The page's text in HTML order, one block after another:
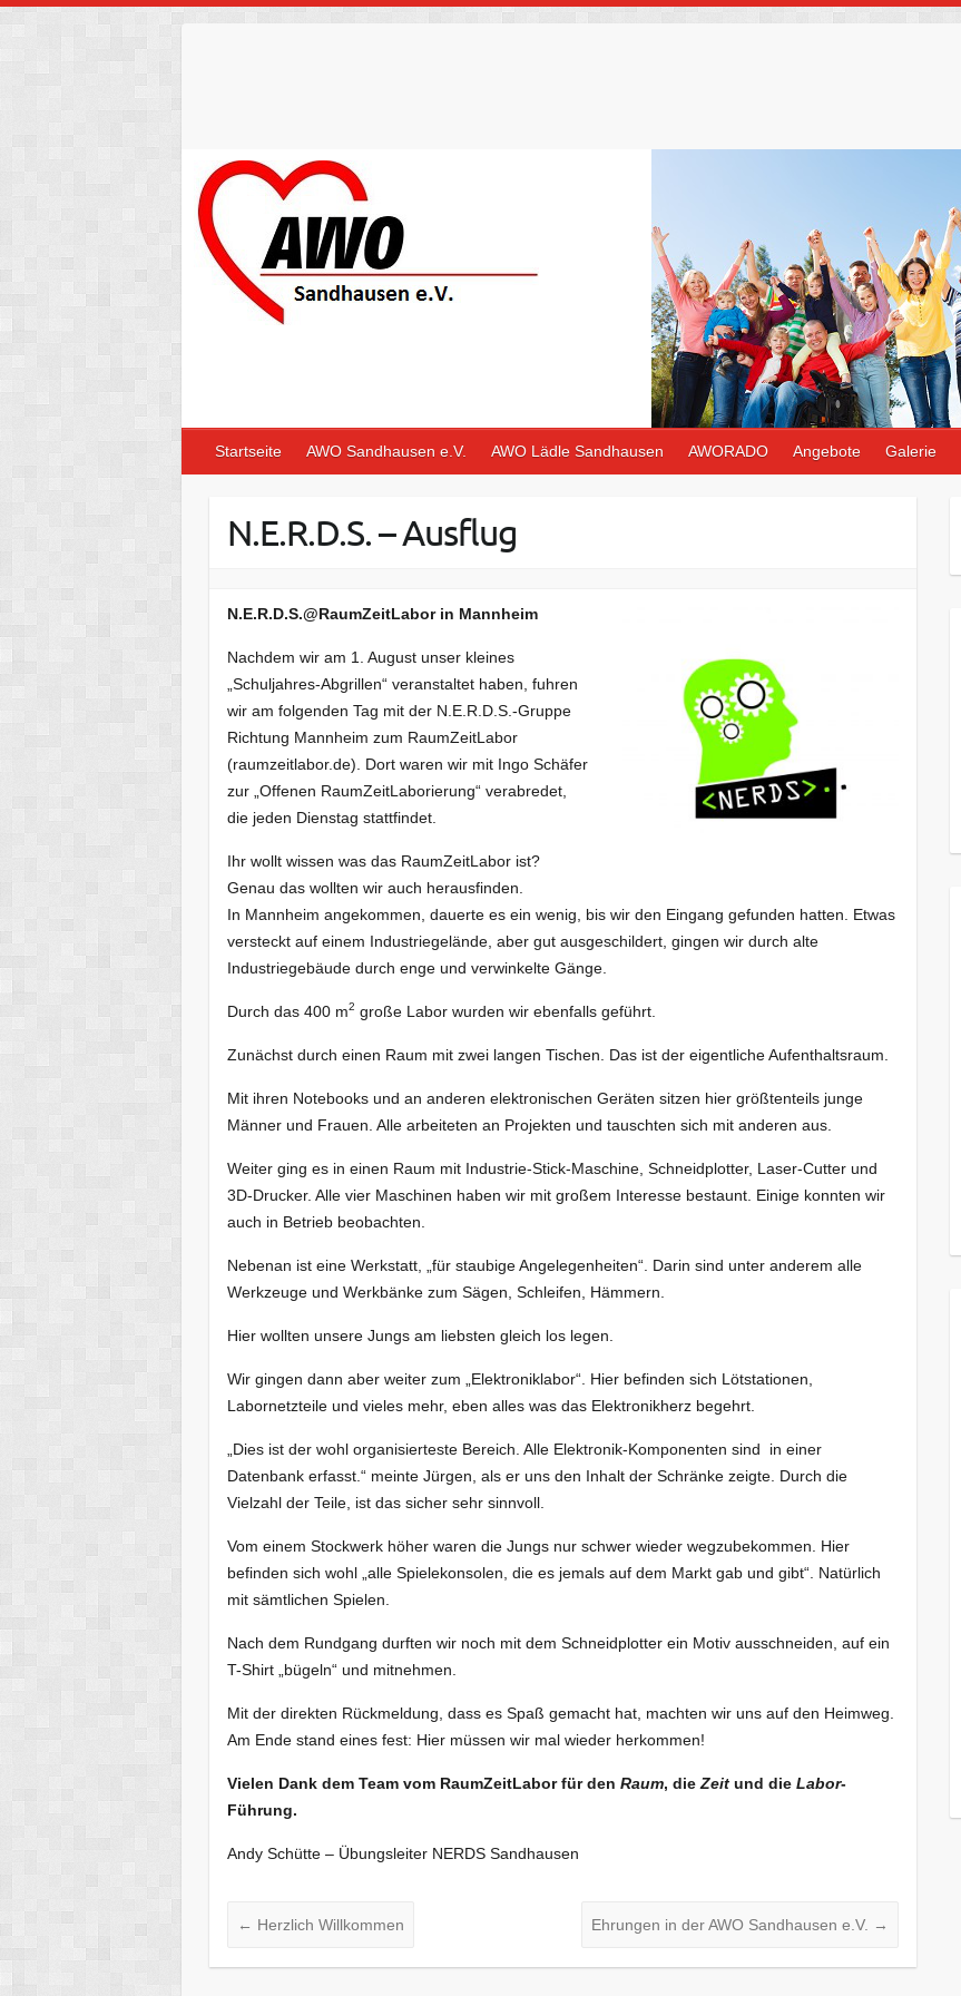
content
Startseite AWO Sandhausen e.V. AWO Lädle Sandhausen AWORADO Angebote Galerie
N.E.R.D.S. – Ausflug
N.E.R.D.S.@RaumZeitLabor in Mannheim
Nachdem wir am 1. August unser kleines
„Schuljahres-Abgrillen“ veranstaltet haben, fuhren
wir am folgenden Tag mit der N.E.R.D.S.-Gruppe
Richtung Mannheim zum RaumZeitLabor
(raumzeitlabor.de). Dort waren wir mit Ingo Schäfer
zur „Offenen RaumZeitLaborierung“ verabredet,
die jeden Dienstag stattfindet.
Ihr wollt wissen was das RaumZeitLabor ist?
Genau das wollten wir auch herausfinden.
In Mannheim angekommen, dauerte es ein wenig, bis wir den Eingang gefunden hatten. Etwas
versteckt auf einem Industriegelände, aber gut ausgeschildert, gingen wir durch alte
Industriegebäude durch enge und verwinkelte Gänge.
Durch das 400 m2 große Labor wurden wir ebenfalls geführt.
Zunächst durch einen Raum mit zwei langen Tischen. Das ist der eigentliche Aufenthaltsraum.
Mit ihren Notebooks und an anderen elektronischen Geräten sitzen hier größtenteils junge
Männer und Frauen. Alle arbeiteten an Projekten und tauschten sich mit anderen aus.
Weiter ging es in einen Raum mit Industrie-Stick-Maschine, Schneidplotter, Laser-Cutter und
3D-Drucker. Alle vier Maschinen haben wir mit großem Interesse bestaunt. Einige konnten wir
auch in Betrieb beobachten.
Nebenan ist eine Werkstatt, „für staubige Angelegenheiten“. Darin sind unter anderem alle
Werkzeuge und Werkbänke zum Sägen, Schleifen, Hämmern.
Hier wollten unsere Jungs am liebsten gleich los legen.
Wir gingen dann aber weiter zum „Elektroniklabor“. Hier befinden sich Lötstationen,
Labornetzteile und vieles mehr, eben alles was das Elektronikherz begehrt.
„Dies ist der wohl organisierteste Bereich. Alle Elektronik-Komponenten sind in einer
Datenbank erfasst.“ meinte Jürgen, als er uns den Inhalt der Schränke zeigte. Durch die
Vielzahl der Teile, ist das sicher sehr sinnvoll.
Vom einem Stockwerk höher waren die Jungs nur schwer wieder wegzubekommen. Hier
befinden sich wohl „alle Spielekonsolen, die es jemals auf dem Markt gab und gibt“. Natürlich
mit sämtlichen Spielen.
Nach dem Rundgang durften wir noch mit dem Schneidplotter ein Motiv ausschneiden, auf ein
T-Shirt „bügeln“ und mitnehmen.
Mit der direkten Rückmeldung, dass es Spaß gemacht hat, machten wir uns auf den Heimweg.
Am Ende stand eines fest: Hier müssen wir mal wieder herkommen!
Vielen Dank dem Team vom RaumZeitLabor für denRaum, dieZeit und dieLabor-
Führung.
Andy Schütte – Übungsleiter NERDS Sandhausen
← Herzlich Willkommen Ehrungen in der AWO Sandhausen e.V. →